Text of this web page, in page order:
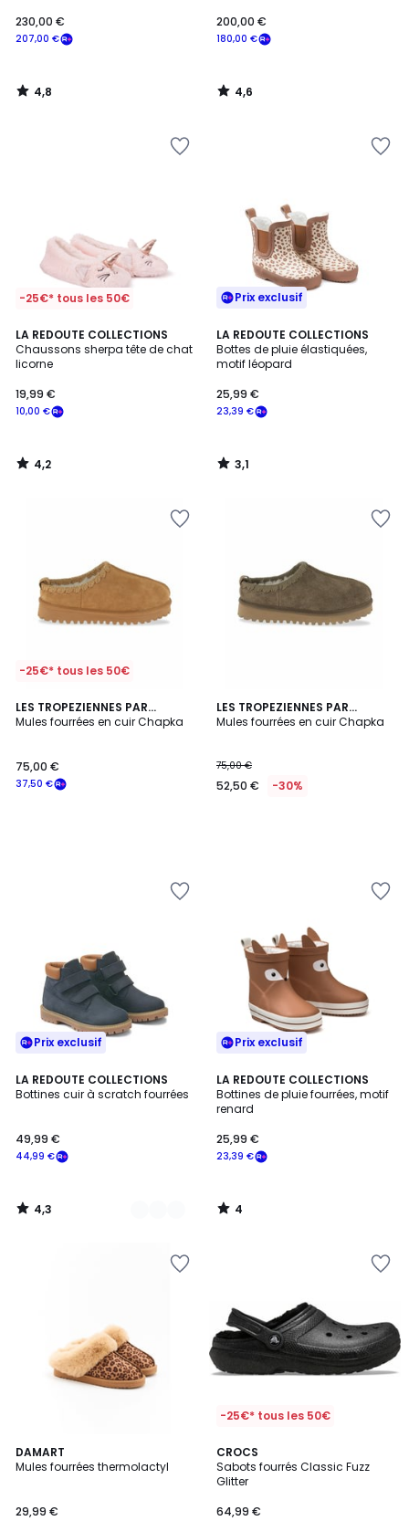
€
souscrivez
notre
programme
207,00 €
230,00 €
4,8
/
180,00 €
200,00 €
4,6
/
-25€* tous les 50€
LA REDOUTE COLLECTIONS
Chaussons sherpa tête de chat
licorne
10,00 €
19,99 €
4,2
/ 5
4,2
/
Prix exclusif
LA REDOUTE COLLECTIONS
Bottes de pluie élastiquées,
motif léopard
23,39 €
25,99 €
3,1
/
5
3,1
/
-25€* tous les 50€
LES TROPEZIENNES PAR
M.BELARBI
Mules fourrées en cuir Chapka
37,50 €
75,00 €
LES TROPEZIENNES PAR
M.BELARBI
Mules fourrées en cuir Chapka
75,00 €
52,50 € -30%
Prix exclusif
LA REDOUTE COLLECTIONS
Bottines cuir à scratch fourrées
44,99 €
49,99 €
4,3
/ 5
2
Couleurs
4,3
/
Prix exclusif
LA REDOUTE COLLECTIONS
Bottines de pluie fourrées, motif
renard
23,39 €
25,99 €
4
/
5
4
/
DAMART
Mules fourrées thermolactyl
29,99 €
4,7
/ 5
4
Couleurs
-25€* tous les 50€
CROCS
Sabots fourrés Classic Fuzz
Glitter
64,99 €
2
Couleurs